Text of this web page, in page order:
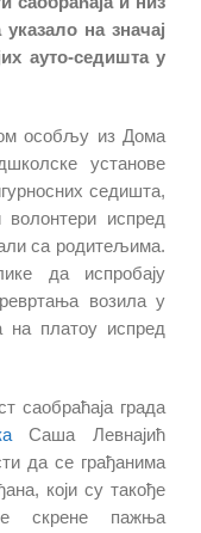
на значај
ауто-седишта у
особљу из Дома
установе
седишта,
испред
са родитељима.
да испробају
возила у
на платоу испред
саобраћаја града
Саша Левнајић
да се грађанима
који су такође
скрене пажња